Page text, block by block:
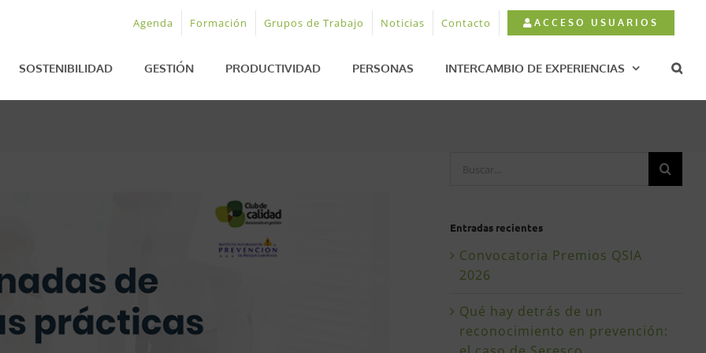
Agenda Formación Grupos de Trabajo Noticias Contacto ACCESO USUARIOS
SOSTENIBILIDAD GESTIÓN PRODUCTIVIDAD PERSONAS INTERCAMBIO DE EXPERIENCIAS
Entradas recientes
Convocatoria Premios QSIA
2026
Qué hay detrás de un
reconocimiento en prevención: